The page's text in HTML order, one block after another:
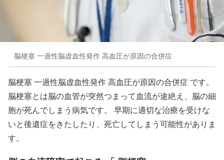
脳梗塞 一過性脳虚血性発作 高血圧が原因の合併症
脳梗塞 一過性脳虚血性発作 高血圧が原因の合併症 です。
脳梗塞とは脳の血管が突然つまって血流が途絶え、脳の細
胞が死んでしまう病気です。 早期に適切な治療を受けな
いと後遺症をきたしたり、死亡してしまう可能性がありま
す。